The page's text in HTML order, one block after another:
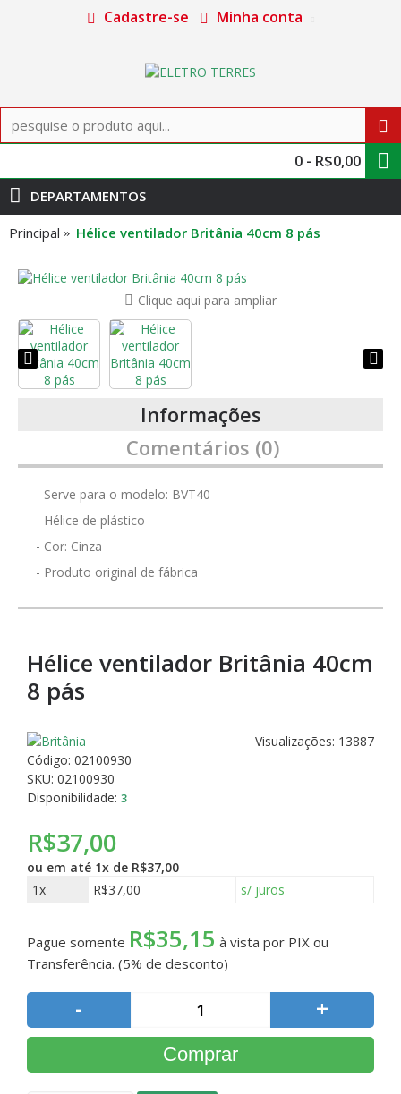
Cadastre-se Minha conta
0 - R$0,00
DEPARTAMENTOS
Principal Hélice ventilador Britânia 40cm 8 pás
Clique aqui para ampliar
Informações
Comentários (0)
- Serve para o modelo: BVT40
- Hélice de plástico
- Cor: Cinza
- Produto original de fábrica
Hélice ventilador Britânia 40cm
8 pás
Visualizações: 13887
Código: 02100930
SKU: 02100930
Disponibilidade: 3
R$37,00
ou em até 1x de R$37,00
1x
R$37,00 s/ juros
Pague somente R$35,15 à vista por PIX ou
Transferência. (5% de desconto)
- +
Comprar